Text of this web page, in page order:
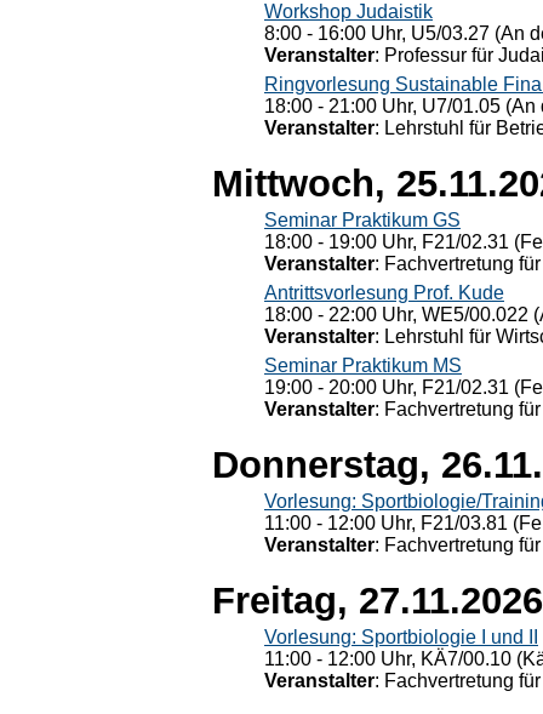
Workshop Judaistik
8:00 - 16:00 Uhr, U5/03.27 (An
Veranstalter: Professur für
Ringvorlesung Sustainable
18:00 - 21:00 Uhr, U7/01.05
Veranstalter: Lehrstuhl für
Mittwoch,
Seminar Praktikum GS
18:00 - 19:00 Uhr, F21/02.31
Veranstalter: Fachvertretung
Antrittsvorlesung Prof. Kude
18:00 - 22:00 Uhr, WE5/00.022
Veranstalter: Lehrstuhl für
Seminar Praktikum MS
19:00 - 20:00 Uhr, F21/02.31
Veranstalter: Fachvertretung
Donnerstag,
Vorlesung: Sportbiologie/
11:00 - 12:00 Uhr, F21/03.81
Veranstalter: Fachvertretung
Freitag, 27.11.2026
Vorlesung: Sportbiologie I und II
11:00 - 12:00 Uhr, KÄ7/00.10
Veranstalter: Fachvertretung